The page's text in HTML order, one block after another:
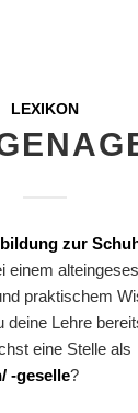
LEXIKON
zur
einem
praktischem
deine Lehre
eine Stelle als
-geselle?